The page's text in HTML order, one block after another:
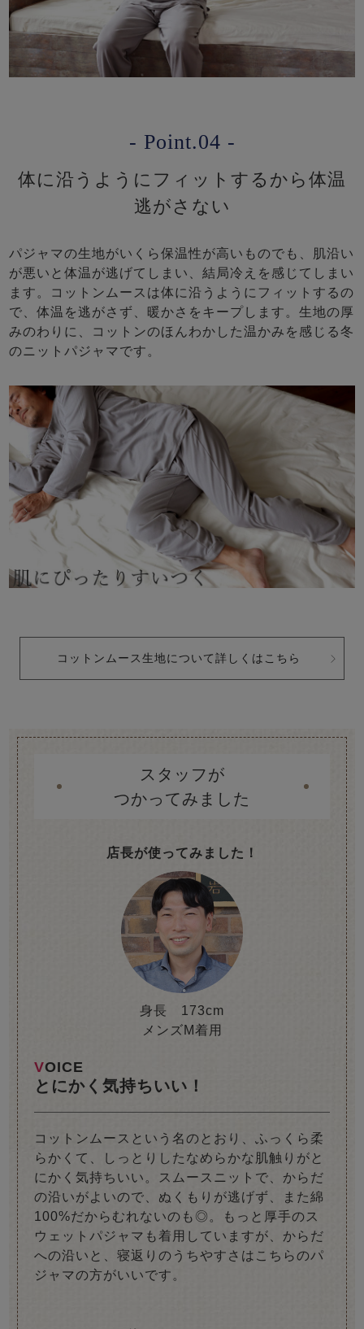
- Point.04 -
体に沿うようにフィットするから体温
逃がさない
パジャマの生地がいくら保温性が高いものでも、肌沿い
が悪いと体温が逃げてしまい、結局冷えを感じてしまい
ます。コットンムースは体に沿うようにフィットするの
で、体温を逃がさず、暖かさをキープします。生地の厚
みのわりに、コットンのほんわかした温かみを感じる冬
のニットパジャマです。
コットンムース生地について詳しくはこちら
スタッフが
つかってみました
店長が使ってみました！
身長 173cm
メンズM着用
VOICE
とにかく気持ちいい！
コットンムースという名のとおり、ふっくら柔
らかくて、しっとりしたなめらかな肌触りがと
にかく気持ちいい。スムースニットで、からだ
の沿いがよいので、ぬくもりが逃げず、また綿
100%だからむれないのも◎。もっと厚手のス
ウェットパジャマも着用していますが、からだ
への沿いと、寝返りのうちやすさはこちらのパ
ジャマの方がいいです。